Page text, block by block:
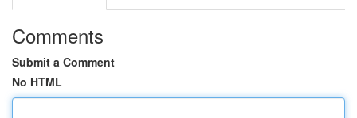
Comments
Submit a Comment
No HTML